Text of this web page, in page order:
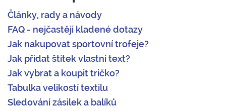
Články, rady a návody
FAQ - nejčastěji kladené dotazy
Jak nakupovat sportovní trofeje?
Jak přidat štítek vlastní text?
Jak vybrat a koupit tričko?
Tabulka velikostí textilu
Sledování zásilek a balíků